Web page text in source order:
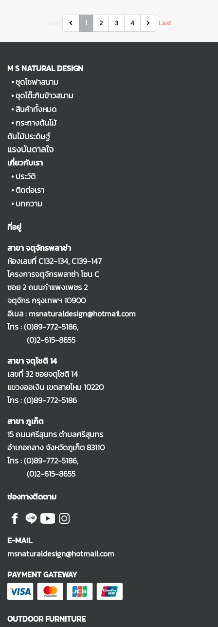
1 2 3 4 Last
M S NATURAL DESIGN
•ชุดโซฟาสนาม
•ชุดโต๊ะกินข้าวสนาม
•สินค้าทั้งหมด
•กระถางต้นไม้
ต้นไม้ประดิษฐ์
แรงบันดาลใจ
เกี่ยวกับเรา
•ประวัติ
•ติดต่อเรา
•บทความ
ที่อยู่
สาขา จตุจักรพลาซ่า
ห้องเลขที่ C132-134, C139-147
โครงการจตุจักรพลาซ่า โซน C
ซอย 2 ถนนกำแพงเพชร 2
จตุจักร กรุงเทพฯ 10900
อีเมล : msnaturaldesign@hotmail.com
โทร :(0)89-772-5186,
(0)2-615-8655
สาขา จตุโชติ 14
เลขที่ 32 ซอยจตุโชติ 14
แขวงออเงิน เขตสายไหม 10220
โทร :(0)89-772-5186
สาขา ภูเก็ต
15 ถนนศรีสุนทร ตำบลศรีสุนทร
อำเภอถลาง จังหวัดภูเก็ต 83110
โทร :(0)89-772-5186,
(0)2-615-8655
ช่องทางติดตาม
E-MAIL
msnaturaldesign@hotmail.com
PAYMENT GATEWAY
OUTDOOR FURNITURE